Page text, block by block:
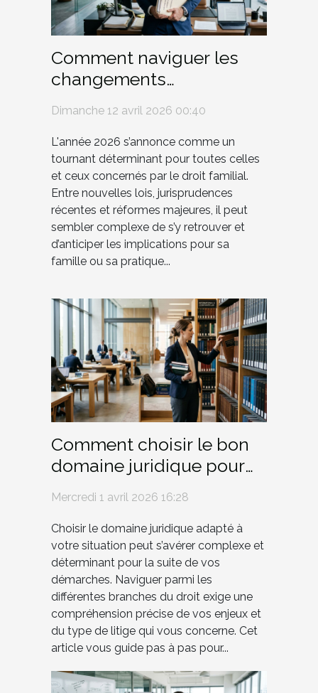
Comment naviguer les
changements
réglementaires en droit
familial en 2026 ?
Dimanche 12 avril 2026 00:40
L'année 2026 s’annonce comme un
tournant déterminant pour toutes celles
et ceux concernés par le droit familial.
Entre nouvelles lois, jurisprudences
récentes et réformes majeures, il peut
sembler complexe de s’y retrouver et
d’anticiper les implications pour sa
famille ou sa pratique...
Comment choisir le bon
domaine juridique pour
Mercredi 1 avril 2026 16:28
Choisir le domaine juridique adapté à
votre situation peut s’avérer complexe et
déterminant pour la suite de vos
démarches. Naviguer parmi les
différentes branches du droit exige une
compréhension précise de vos enjeux et
du type de litige qui vous concerne. Cet
article vous guide pas à pas pour...